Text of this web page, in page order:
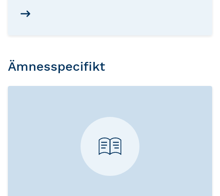
genom en djupare förståelse för
Ämnesspecifikt